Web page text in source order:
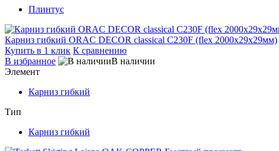
Плинтус
Карниз гибкий ORAC DECOR classical C230F (flex 2000х29х29мм)
Купить в 1 клик К сравнению
В избранное
В наличии
Элемент
Карниз гибкий
Тип
Карниз гибкий